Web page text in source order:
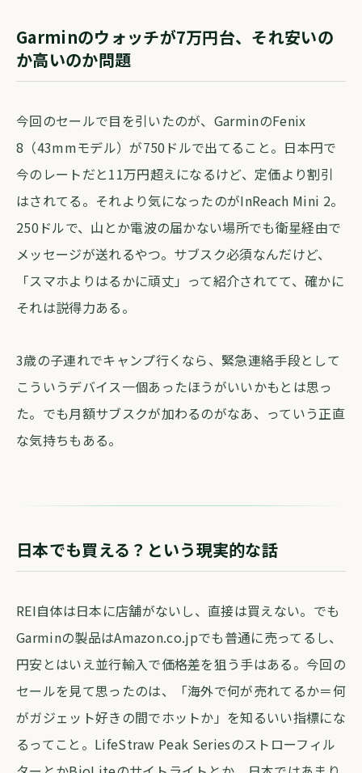
Garminのウォッチが7万円台、それ安いの
か高いのか問題
今回のセールで目を引いたのが、GarminのFenix
8（43mmモデル）が750ドルで出てること。日本円で
今のレートだと11万円超えになるけど、定価より割引
はされてる。それより気になったのがInReach Mini 2。
250ドルで、山とか電波の届かない場所でも衛星経由で
メッセージが送れるやつ。サブスク必須なんだけど、
「スマホよりはるかに頑丈」って紹介されてて、確かに
それは説得力ある。
3歳の子連れでキャンプ行くなら、緊急連絡手段として
こういうデバイス一個あったほうがいいかもとは思っ
た。でも月額サブスクが加わるのがなあ、っていう正直
な気持ちもある。
日本でも買える？という現実的な話
REI自体は日本に店舗がないし、直接は買えない。でも
Garminの製品はAmazon.co.jpでも普通に売ってるし、
円安とはいえ並行輸入で価格差を狙う手はある。今回の
セールを見て思ったのは、「海外で何が売れてるか＝何
がガジェット好きの間でホットか」を知るいい指標にな
るってこと。LifeStraw Peak Seriesのストローフィル